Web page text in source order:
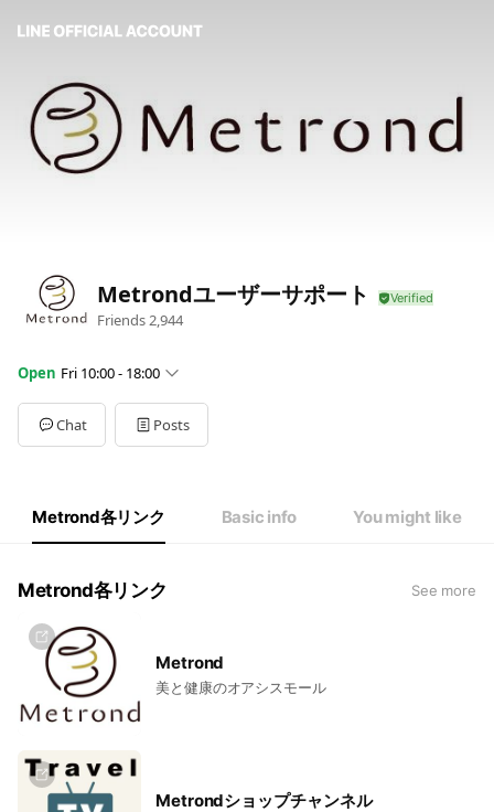
Metrondユーザーサポート
Friends2,944
Open Fri 10:00 - 18:00
SunClosed
MonClosed
Tue
10:00 - 18:00
Sat10:00 - 18:00
日・月・祝日は、お問合せをお休みさせていただいております。
Chat Posts
Metrond各リンク Basic info You might like
Metrond各リンク See more
Metrond
美と健康のオアシスモール
Metrondショップチャンネル